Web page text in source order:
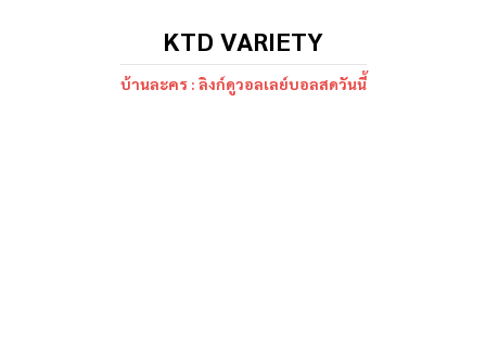
KTD VARIETY
บ้านละคร : ลิงก์ดูวอลเลย์บอลสดวันนี้